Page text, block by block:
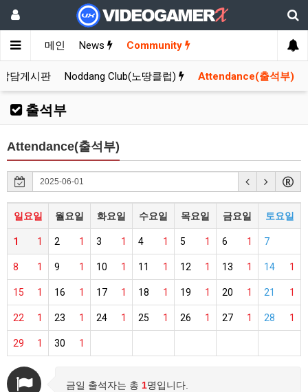
메인 News Community
담게시판 Noddang Club(노땅클럽) Attendance(출석부)
출석부
Attendance(출석부)
일요일 월요일 화요일 수요일 목요일 금요일 토요일
1
1 1
2 1
3 1
4 1
5 1
6 7
1
8 1
9 1
10 1
11 1
12 1
13 1
14
1
15 1
16 1
17 1
18 1
19 1
20 1
21
1
22 1
23 1
24 1
25 1
26 1
27 1
28
1
29 1
30
금일 출석자는 총 1명입니다.